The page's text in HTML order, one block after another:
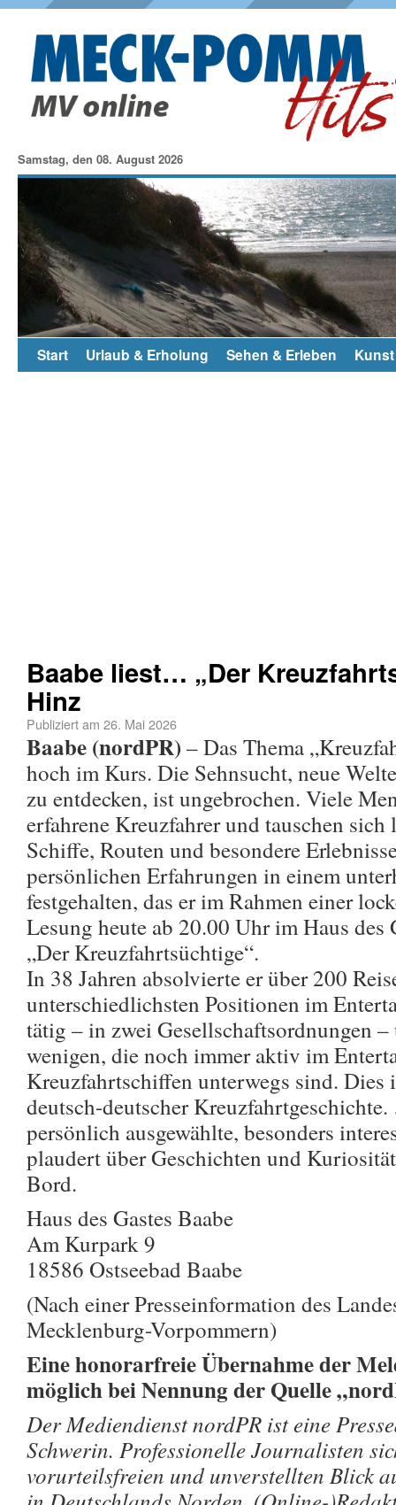
Samstag, den 08. August 2026
Start Urlaub & Erholung Sehen & Erleben
Baabe liest… „Der
Hinz
Publiziert am 26. Mai 2026
Baabe (nordPR)– Das Thema
hoch im Kurs. Die Sehnsucht, neue
zu entdecken, ist ungebrochen. Viele
erfahrene Kreuzfahrer und tauschen
Schiffe, Routen und besondere
persönlichen Erfahrungen in einem
festgehalten, das er im Rahmen einer
Lesung heute ab 20.00 Uhr im Haus des
„Der Kreuzfahrtsüchtige“.
In 38 Jahren absolvierte er über 200
unterschiedlichsten Positionen im
tätig – in zwei Gesellschaftsordnungen
wenigen, die noch immer aktiv im
Kreuzfahrtschiffen unterwegs sind. Dies
deutsch-deutscher
persönlich ausgewählte, besonders
plaudert über Geschichten und
Bord.
Haus des Gastes Baabe
Am Kurpark 9
18586 Ostseebad Baabe
(Nach einer Presseinformation des
Mecklenburg-Vorpommern)
Eine honorarfreie Übernahme der
möglich bei Nennung der Quelle
Der Mediendienst nordPR ist eine
Schwerin. Professionelle Journalisten
vorurteilsfreien und unverstellten Blick